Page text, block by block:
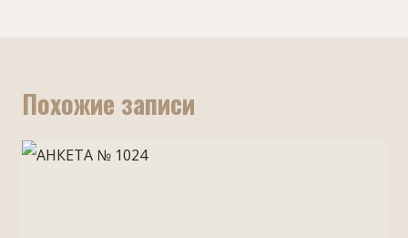
Похожие записи